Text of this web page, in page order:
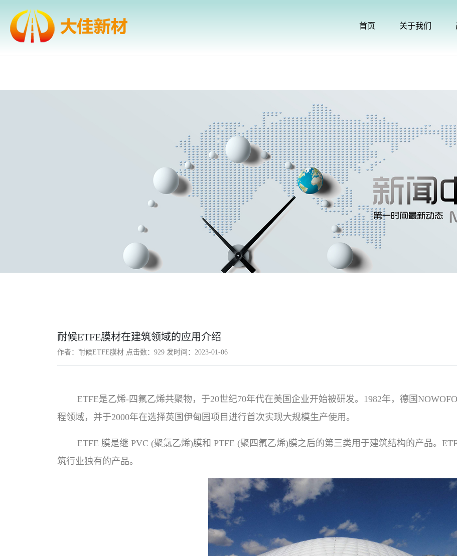
首页 关于我们
耐候ETFE膜材在建筑领域的应用介绍
作者：耐候ETFE膜材 点击数： 929 发时间：2023-01-06
ETFE是乙烯-四氟乙烯共聚物，于20世纪70年代在美国企业开始被研发。1982年，德国
程领域，并于2000年在选择英国伊甸园项目进行首次实现大规模生产使用。
ETFE 膜是继 PVC (聚氯乙烯)膜和 PTFE (聚四氟乙烯)膜之后的第三类用于建筑结构的产品。
筑行业独有的产品。